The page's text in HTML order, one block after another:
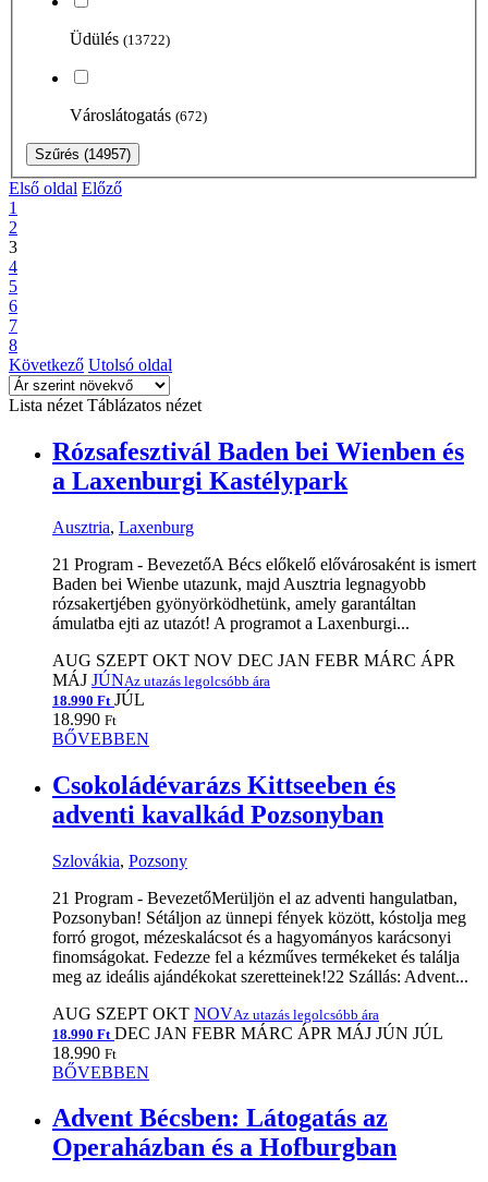
Üdülés (13722)
Városlátogatás (672)
Szűrés (14957)
Első oldal Előző
1
2
3
4
5
6
7
8
Következő Utolsó oldal
Lista nézet Táblázatos nézet
Rózsafesztivál Baden bei Wienben és
a Laxenburgi Kastélypark
Ausztria, Laxenburg
21 Program - BevezetőA Bécs előkelő elővárosaként is ismert
Baden bei Wienbe utazunk, majd Ausztria legnagyobb
rózsakertjében gyönyörködhetünk, amely garantáltan
ámulatba ejti az utazót! A programot a Laxenburgi...
AUG SZEPT OKT NOV DEC JAN FEBR MÁRC ÁPR
MÁJ JÚNAz utazás legolcsóbb ára
18.990 Ft JÚL
18.990 Ft
BŐVEBBEN
Csokoládévarázs Kittseeben és
adventi kavalkád Pozsonyban
Szlovákia, Pozsony
21 Program - BevezetőMerüljön el az adventi hangulatban,
Pozsonyban! Sétáljon az ünnepi fények között, kóstolja meg
forró grogot, mézeskalácsot és a hagyományos karácsonyi
finomságokat. Fedezze fel a kézműves termékeket és találja
meg az ideális ajándékokat szeretteinek!22 Szállás: Advent...
AUG SZEPT OKT NOVAz utazás legolcsóbb ára
18.990 Ft DEC JAN FEBR MÁRC ÁPR MÁJ JÚN JÚL
18.990 Ft
BŐVEBBEN
Advent Bécsben: Látogatás az
Operaházban és a Hofburgban